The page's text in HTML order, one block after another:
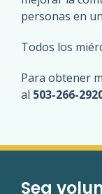
personas en
Todos los
Para obtener
al 503-266-
Sea